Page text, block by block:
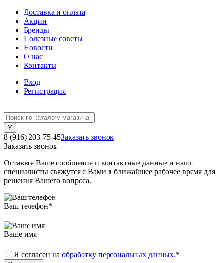
Доставка и оплата
Акции
Бренды
Полезные советы
Новости
О нас
Контакты
Вход
Регистрация
8 (916) 203-75-45Заказать звонок
Заказать звонок
Оставьте Ваше сообщение и контактные данные и наши
специалисты свяжутся с Вами в ближайшее рабочее время для
решения Вашего вопроса.
Ваш телефон*
Ваше имя
Я согласен на обработку персональных данных.*